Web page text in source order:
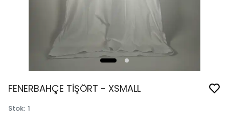
FENERBAHÇE TİŞÖRT - XSMALL
Stok: 1